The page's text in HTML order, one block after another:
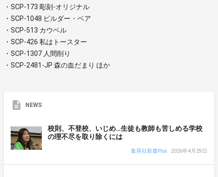
・SCP-173 彫刻-オリジナル
・SCP-1048 ビルダー・ベア
・SCP-513 カウベル
・SCP-426 私はトースター
・SCP-1307 人間削り
・SCP-2481-JP 森の血だまり ほか
NEWS
校則、不登校、いじめ…生徒も教師も苦しめる学校
の理不尽を取り除くには
集英社新書Plus 2026年4月29日